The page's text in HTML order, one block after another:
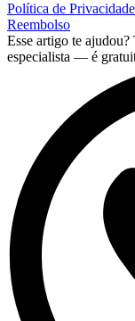
Política de Privacidade
Reembolso
Esse artigo te
especialista — é